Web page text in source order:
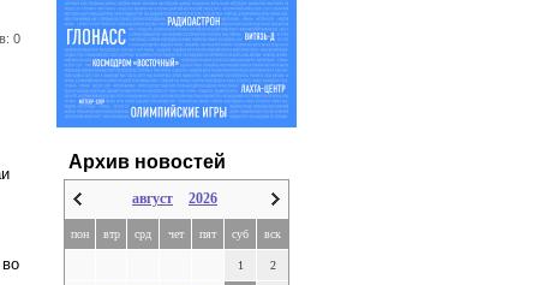
0
Архив новостей
август 2026
пон втр срд чет пят суб вск
1 2